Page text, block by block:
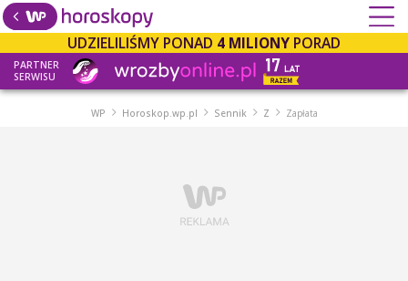
UDZIELILIŚMY PONAD 4 MILIONY PORAD
PARTNER
SERWISU
WP Horoskop.wp.pl Sennik Z Zapłata